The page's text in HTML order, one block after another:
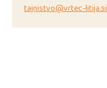
tajnistvo@vrtec-litija.si